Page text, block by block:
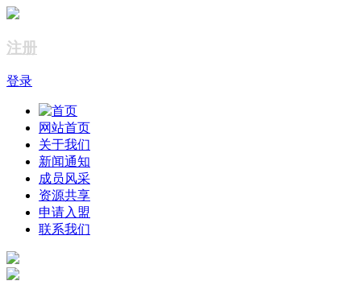
注册
登录
网站首页
关于我们
新闻通知
成员风采
资源共享
申请入盟
联系我们